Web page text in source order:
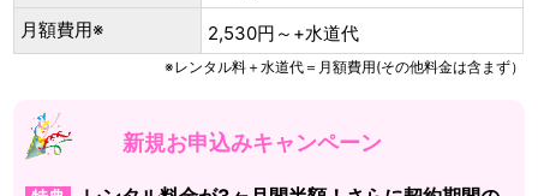
月額費用※
2,530円～+水道代
※レンタル料＋水道代＝月額費用(その他料金は含まず）
新規お申込みキャンペーン